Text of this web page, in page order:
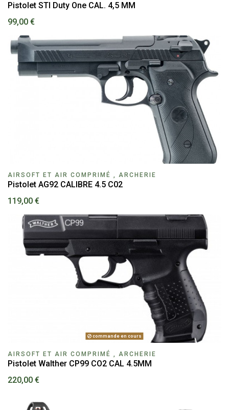
Pistolet STI Duty One CAL. 4,5 MM
99,00 €
AIRSOFT ET AIR COMPRIMÉ , ARCHERIE
Pistolet AG92 CALIBRE 4.5 C02
119,00 €
commande en cours
AIRSOFT ET AIR COMPRIMÉ , ARCHERIE
Pistolet Walther CP99 CO2 CAL 4.5MM
220,00 €